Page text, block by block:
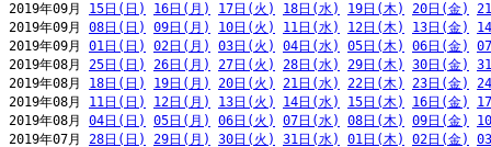
2019年09月 15日(日) 16日(月) 17日(火) 18日(水) 19日(木) 20日(金)
2019年09月 08日(日) 09日(月) 10日(火) 11日(水) 12日(木) 13日(金)
2019年09月 01日(日) 02日(月) 03日(火) 04日(水) 05日(木) 06日(金)
2019年08月 25日(日) 26日(月) 27日(火) 28日(水) 29日(木) 30日(金)
2019年08月 18日(日) 19日(月) 20日(火) 21日(水) 22日(木) 23日(金)
2019年08月 11日(日) 12日(月) 13日(火) 14日(水) 15日(木) 16日(金)
2019年08月 04日(日) 05日(月) 06日(火) 07日(水) 08日(木) 09日(金)
2019年07月 28日(日) 29日(月) 30日(火) 31日(水) 01日(木) 02日(金)